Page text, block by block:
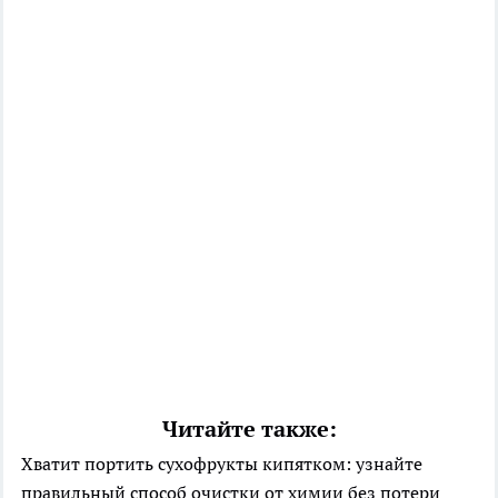
Читайте также:
Хватит портить сухофрукты кипятком: узнайте
правильный способ очистки от химии без потери